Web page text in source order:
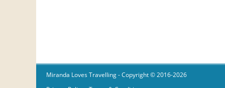
Miranda Loves Travelling- Copyright © 2016-2026